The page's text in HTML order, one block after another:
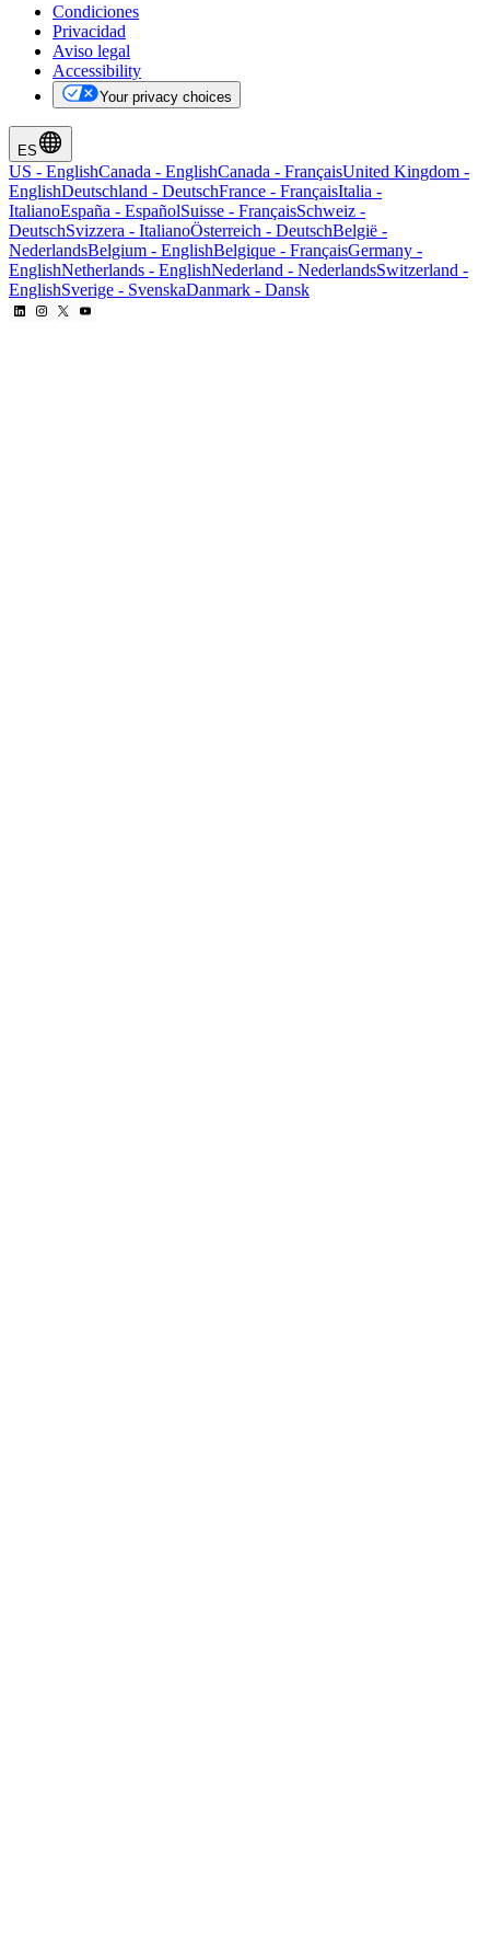
Condiciones
Privacidad
Aviso legal
Accessibility
Your privacy choices
ES
US - EnglishCanada - EnglishCanada - FrançaisUnited Kingdom -
EnglishDeutschland - DeutschFrance - FrançaisItalia -
ItalianoEspaña - EspañolSuisse - FrançaisSchweiz -
DeutschSvizzera - ItalianoÖsterreich - DeutschBelgië -
NederlandsBelgium - EnglishBelgique - FrançaisGermany -
EnglishNetherlands - EnglishNederland - NederlandsSwitzerland -
EnglishSverige - SvenskaDanmark - Dansk